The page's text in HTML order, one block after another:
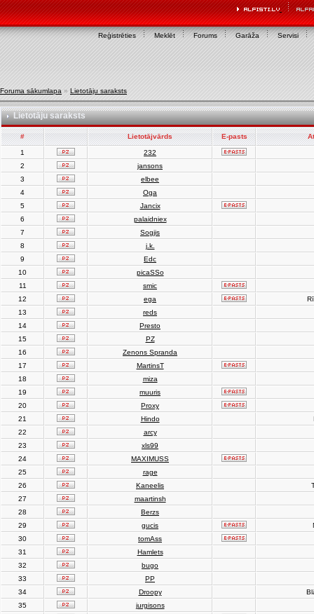
Reģistrēties Meklēt Forums Garāža Servisi
Foruma sākumlapa » Lietotāju saraksts
Lietotāju saraksts
# Lietotājvārds E-pasts
1
232
2
jansons
3
elbee
4
Oga
5
Jancix
6
palaidniex
7
Sogjis
8
j.k.
9
Edc
10
picaSSo
11
smic
12
ega
13
reds
14
Presto
15
PZ
16
Zenons Spranda
17
MartinsT
18
miza
19
muuris
20
Proxy
21
Hindo
22
arcy
23
xls99
24
MAXIMUSS
25
rage
26
Kaneelis
27
maartinsh
28
Berzs
29
gucis
30
tomAss
31
Hamlets
32
bugo
33
PP
34
Droopy
35
jurgisons